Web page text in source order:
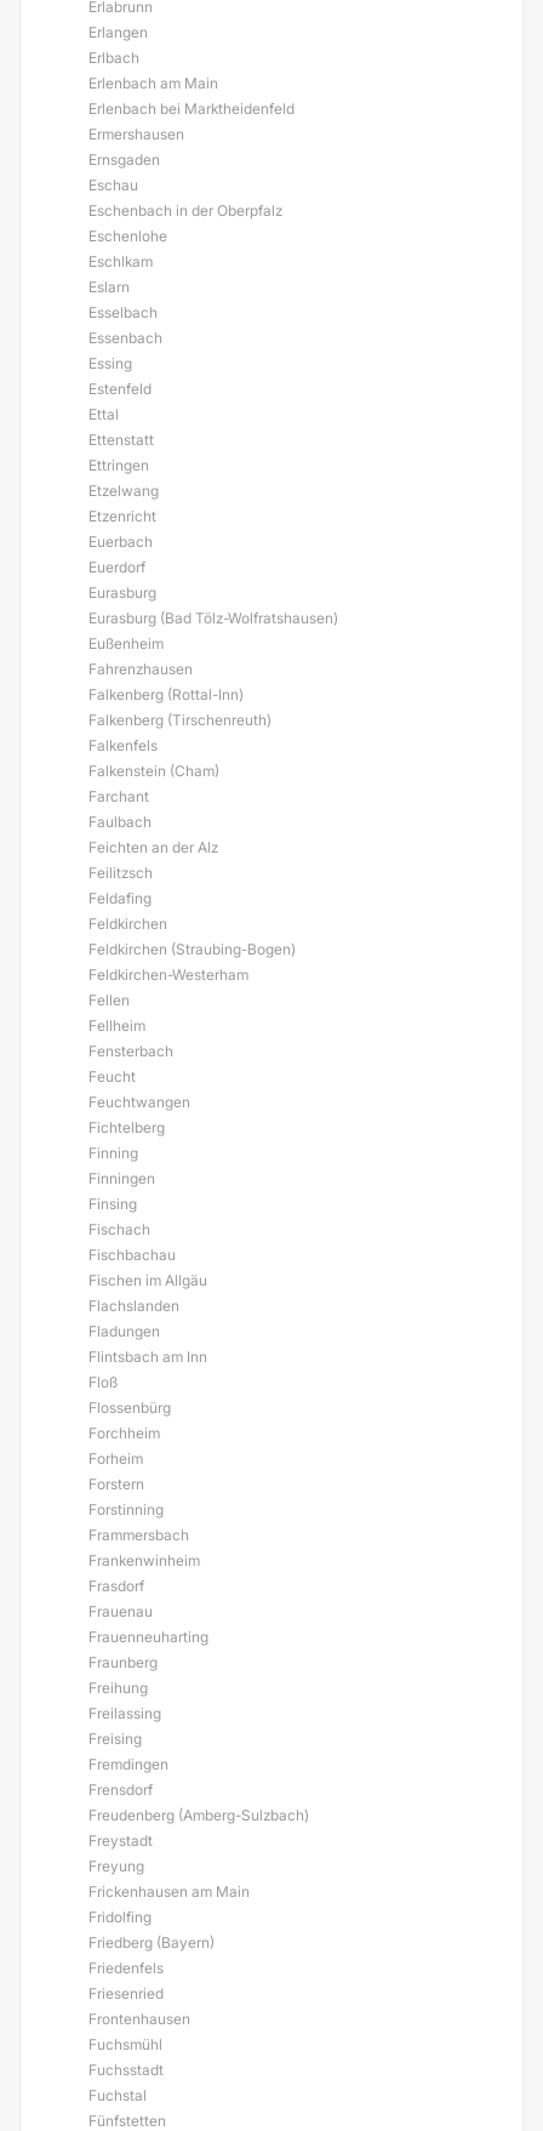
Erlabrunn
Erlangen
Erlbach
Erlenbach am Main
Erlenbach bei Marktheidenfeld
Ermershausen
Ernsgaden
Eschau
Eschenbach in der Oberpfalz
Eschenlohe
Eschlkam
Eslarn
Esselbach
Essenbach
Essing
Estenfeld
Ettal
Ettenstatt
Ettringen
Etzelwang
Etzenricht
Euerbach
Euerdorf
Eurasburg
Eurasburg (Bad Tölz-Wolfratshausen)
Eußenheim
Fahrenzhausen
Falkenberg (Rottal-Inn)
Falkenberg (Tirschenreuth)
Falkenfels
Falkenstein (Cham)
Farchant
Faulbach
Feichten an der Alz
Feilitzsch
Feldafing
Feldkirchen
Feldkirchen (Straubing-Bogen)
Feldkirchen-Westerham
Fellen
Fellheim
Fensterbach
Feucht
Feuchtwangen
Fichtelberg
Finning
Finningen
Finsing
Fischach
Fischbachau
Fischen im Allgäu
Flachslanden
Fladungen
Flintsbach am Inn
Floß
Flossenbürg
Forchheim
Forheim
Forstern
Forstinning
Frammersbach
Frankenwinheim
Frasdorf
Frauenau
Frauenneuharting
Fraunberg
Freihung
Freilassing
Freising
Fremdingen
Frensdorf
Freudenberg (Amberg-Sulzbach)
Freystadt
Freyung
Frickenhausen am Main
Fridolfing
Friedberg (Bayern)
Friedenfels
Friesenried
Frontenhausen
Fuchsmühl
Fuchsstadt
Fuchstal
Fünfstetten